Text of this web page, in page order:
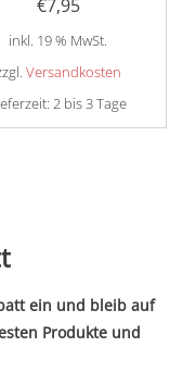
€7,95
inkl. 19 % MwSt.
Versandkosten
2 bis 3 Tage
ein und bleib auf
Produkte und